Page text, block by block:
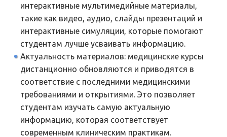
интерактивные мультимедийные материалы,
такие как видео, аудио, слайды презентаций и
интерактивные симуляции, которые помогают
студентам лучше усваивать информацию.
Актуальность материалов: медицинские курсы
дистанционно обновляются и приводятся в
соответствие с последними медицинскими
требованиями и открытиями. Это позволяет
студентам изучать самую актуальную
информацию, которая соответствует
современным клиническим практикам.